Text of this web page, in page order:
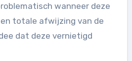
wanneer deze
totale afwijzing van de
dat deze vernietigd